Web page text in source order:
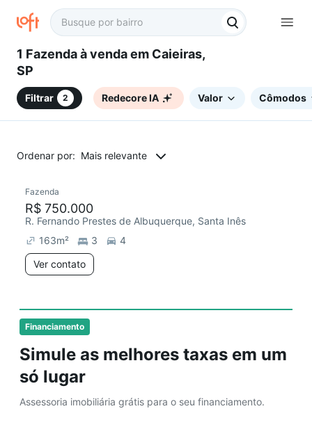
1 Fazenda à venda em Caieiras,
SP
Filtrar 2 Redecore IA Valor Cômodos
Ordenar por: Mais relevante
Financiamento
Simule as melhores taxas em um
só lugar
Assessoria imobiliária grátis para o seu financiamento.
Fazenda
R$ 750.000
R. Fernando Prestes de Albuquerque, Santa Inês
163m² 3
4
Ver contato